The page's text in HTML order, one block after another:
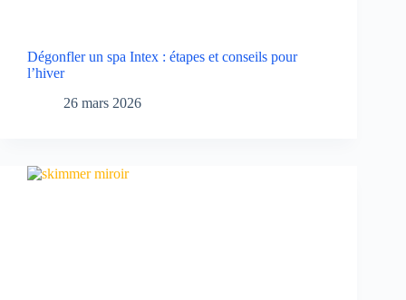
Dégonfler un spa Intex : étapes et conseils pour
l’hiver
26 mars 2026